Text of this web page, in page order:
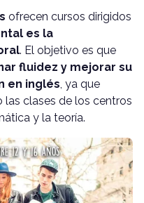
ofrecen cursos dirigidos
es la
. El objetivo es que
fluidez y mejorar su
en inglés , ya que
las clases de los centros
y la teoría.